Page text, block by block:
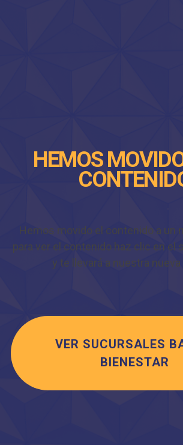
HEMOS
Hemos movido el contenido a un
para ver el contenido haz clic en el
y te llevará a nuestra nueva
VER SUCURSALES
BIENESTAR